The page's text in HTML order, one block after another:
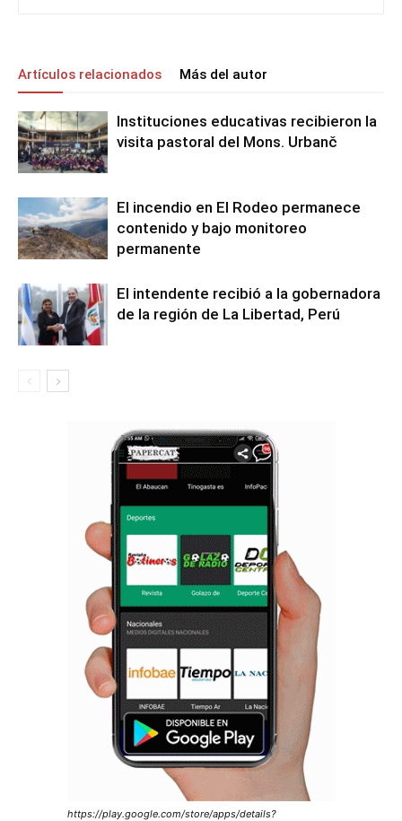
Artículos relacionados Más del autor
Instituciones educativas recibieron la
visita pastoral del Mons. Urbanč
El incendio en El Rodeo permanece
contenido y bajo monitoreo
permanente
El intendente recibió a la gobernadora
de la región de La Libertad, Perú
https://play.google.com/store/apps/details?